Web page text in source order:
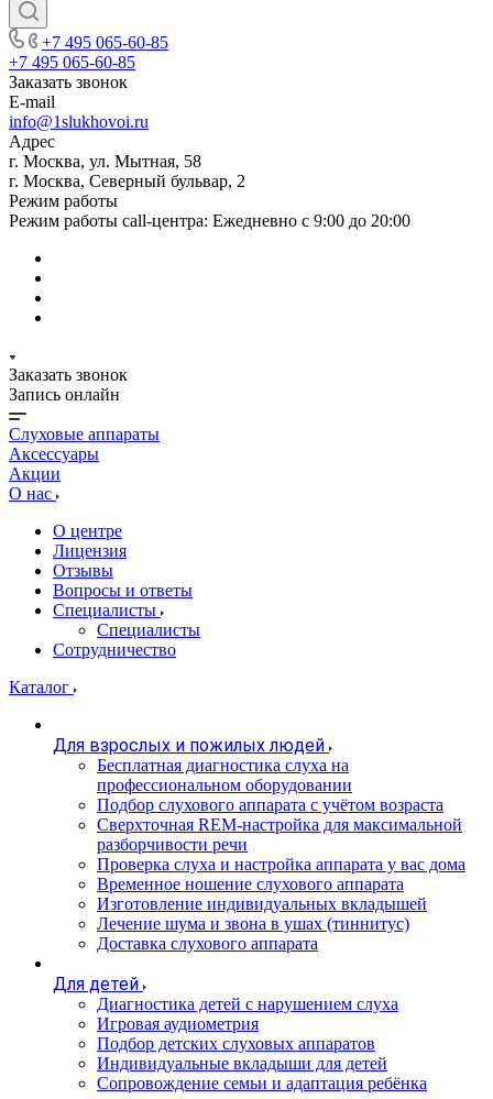
+7 495 065-60-85
+7 495 065-60-85
Заказать звонок
E-mail
info@1slukhovoi.ru
Адрес
г. Москва, ул. Мытная, 58
г. Москва, Северный бульвар, 2
Режим работы
Режим работы call-центра: Ежедневно с 9:00 до 20:00
Заказать звонок
Запись онлайн
Слуховые аппараты
Аксессуары
Акции
О нас
О центре
Лицензия
Отзывы
Вопросы и ответы
Специалисты
Специалисты
Сотрудничество
Каталог
Для взрослых и пожилых людей
Бесплатная диагностика слуха на
профессиональном оборудовании
Подбор слухового аппарата с учётом возраста
Сверхточная REM-настройка для максимальной
разборчивости речи
Проверка слуха и настройка аппарата у вас дома
Временное ношение слухового аппарата
Изготовление индивидуальных вкладышей
Лечение шума и звона в ушах (тиннитус)
Доставка слухового аппарата
Для детей
Диагностика детей с нарушением слуха
Игровая аудиометрия
Подбор детских слуховых аппаратов
Индивидуальные вкладыши для детей
Сопровождение семьи и адаптация ребёнка